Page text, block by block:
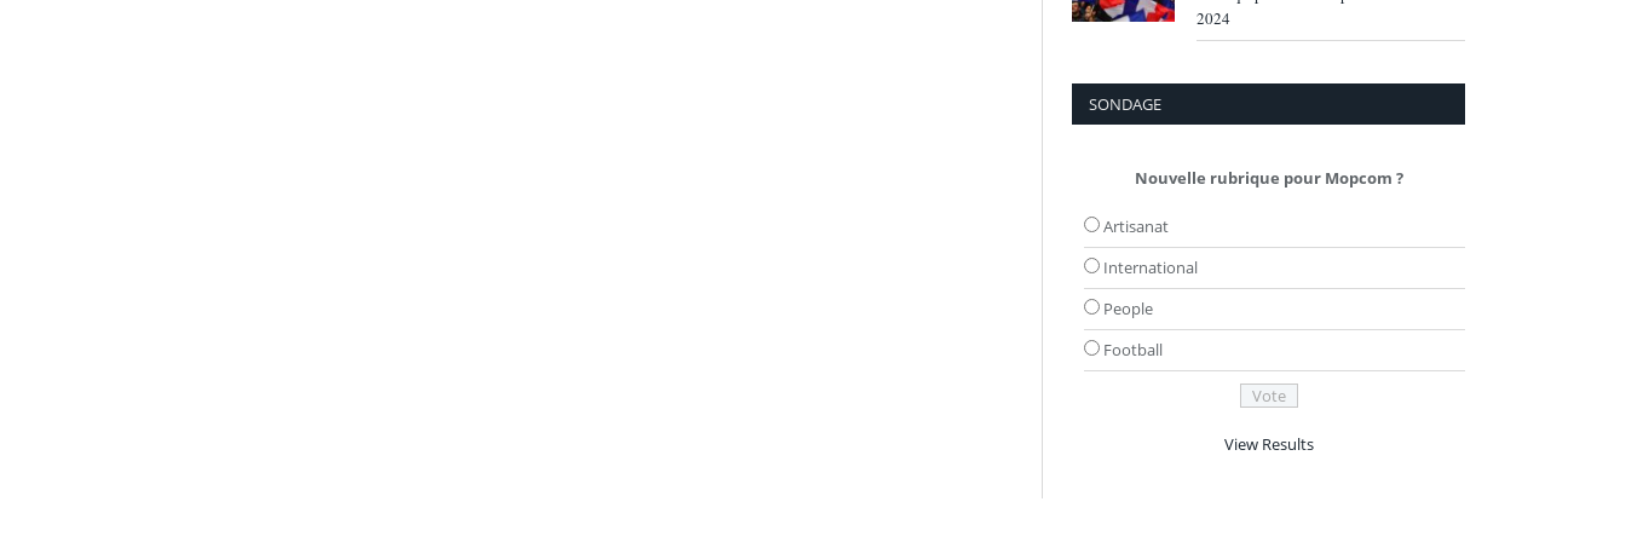
2024
SONDAGE
Nouvelle rubrique pour Mopcom ?
Artisanat
International
People
Football
View Results